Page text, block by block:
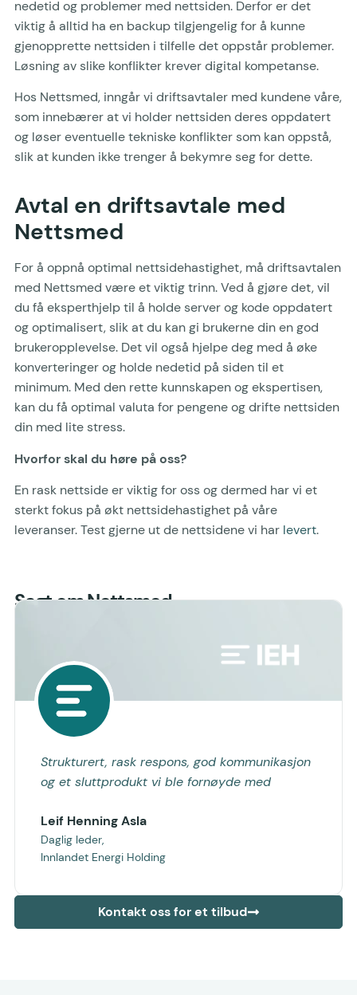
nedetid og problemer med nettsiden. Derfor er det
viktig å alltid ha en backup tilgjengelig for å kunne
gjenopprette nettsiden i tilfelle det oppstår problemer.
Løsning av slike konflikter krever digital kompetanse.
Hos Nettsmed, inngår vi driftsavtaler med kundene våre,
som innebærer at vi holder nettsiden deres oppdatert
og løser eventuelle tekniske konflikter som kan oppstå,
slik at kunden ikke trenger å bekymre seg for dette.
Avtal en driftsavtale med
Nettsmed
For å oppnå optimal nettsidehastighet, må driftsavtalen
med Nettsmed være et viktig trinn. Ved å gjøre det, vil
du få eksperthjelp til å holde server og kode oppdatert
og optimalisert, slik at du kan gi brukerne din en god
brukeropplevelse. Det vil også hjelpe deg med å øke
konverteringer og holde nedetid på siden til et
minimum. Med den rette kunnskapen og ekspertisen,
kan du få optimal valuta for pengene og drifte nettsiden
din med lite stress.
Hvorfor skal du høre på oss?
En rask nettside er viktig for oss og dermed har vi et
sterkt fokus på økt nettsidehastighet på våre
leveranser. Test gjerne ut de nettsidene vi har levert.
Sagt om Nettsmed
Strukturert, rask respons, god kommunikasjon
og et sluttprodukt vi ble fornøyde med
Leif Henning Asla
Daglig leder,
Innlandet Energi Holding
Kontakt oss for et tilbud